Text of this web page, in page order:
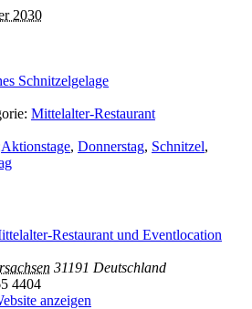
2030
Schnitzelgelage
Mittelalter-Restaurant
Aktionstage, Donnerstag, Schnitzel,
Restaurant und Eventlocation
31191 Deutschland
4404
anzeigen